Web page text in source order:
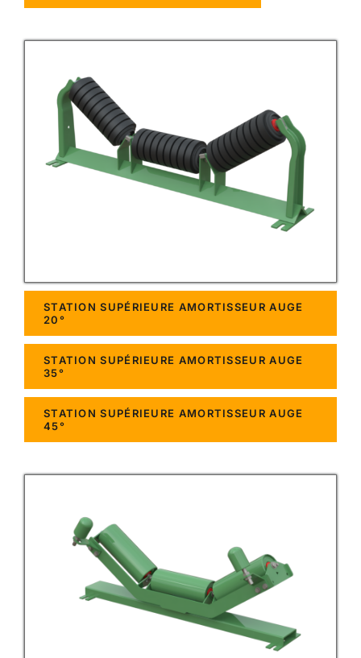
STATION SUPÉRIEURE AMORTISSEUR AUGE
20°
STATION SUPÉRIEURE AMORTISSEUR AUGE
35°
STATION SUPÉRIEURE AMORTISSEUR AUGE
45°